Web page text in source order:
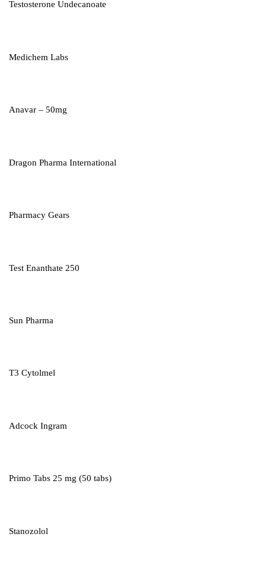
Testosterone Undecanoate
Medichem Labs
Anavar – 50mg
Dragon Pharma International
Pharmacy Gears
Test Enanthate 250
Sun Pharma
T3 Cytolmel
Adcock Ingram
Primo Tabs 25 mg (50 tabs)
Stanozolol